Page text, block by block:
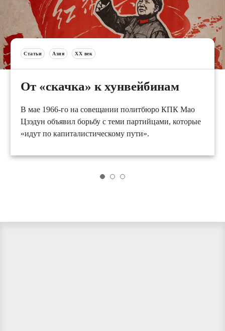
Статьи Азия XX век
От «скачка» к хунвейбинам
В мае 1966-го на совещании политбюро КПК Мао
Цзэдун объявил борьбу с теми партийцами, которые
«идут по капиталистическому пути».